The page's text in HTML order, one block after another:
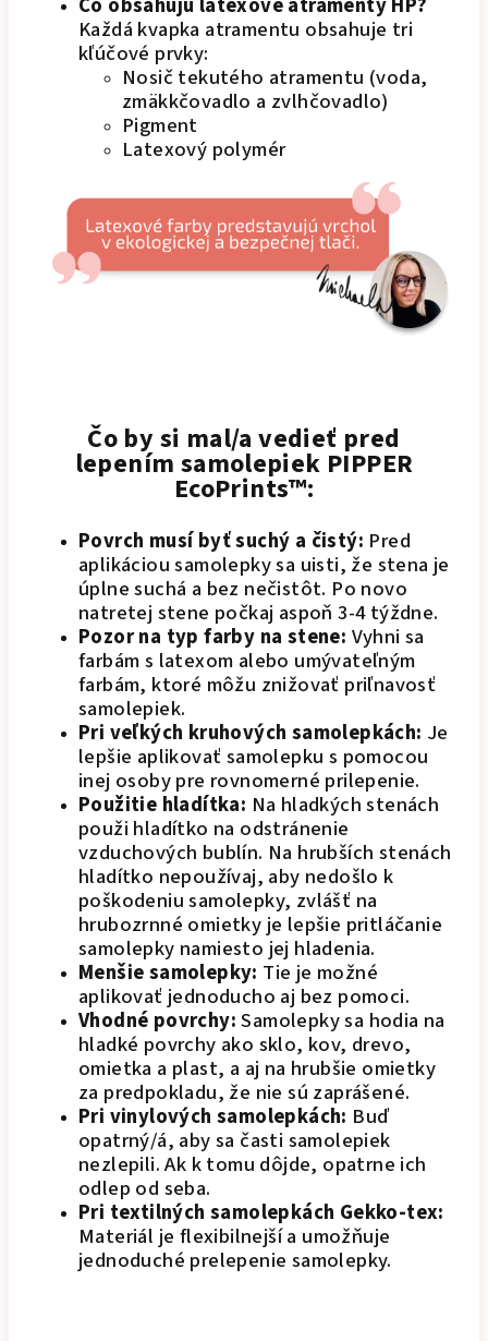
Každá kvapka atramentu obsahuje tri
kľúčové prvky:
Nosič tekutého atramentu (voda,
zmäkkčovadlo a zvlhčovadlo)
Pigment
Latexový polymér
Čo by si mal/a vedieť pred
lepením samolepiek PIPPER
EcoPrints™:
Povrch musí byť suchý a čistý: Pred
aplikáciou samolepky sa uisti, že stena je
úplne suchá a bez nečistôt. Po novo
natretej stene počkaj aspoň 3-4 týždne.
Pozor na typ farby na stene: Vyhni sa
farbám s latexom alebo umývateľným
farbám, ktoré môžu znižovať priľnavosť
samolepiek.
Pri veľkých kruhových samolepkách: Je
lepšie aplikovať samolepku s pomocou
inej osoby pre rovnomerné prilepenie.
Použitie hladítka: Na hladkých stenách
použi hladítko na odstránenie
vzduchových bublín. Na hrubších stenách
hladítko nepoužívaj, aby nedošlo k
poškodeniu samolepky, zvlášť na
hrubozrnné omietky je lepšie pritláčanie
samolepky namiesto jej hladenia.
Menšie samolepky: Tie je možné
aplikovať jednoducho aj bez pomoci.
Vhodné povrchy:Samolepky sa hodia na
hladké povrchy ako sklo, kov, drevo,
omietka a plast, a aj na hrubšie omietky
za predpokladu, že nie sú zaprášené.
Pri vinylových samolepkách: Buď
opatrný/á, aby sa časti samolepiek
nezlepili. Ak k tomu dôjde, opatrne ich
odlep od seba.
Pri textilných samolepkách Gekko-tex:
Materiál je flexibilnejší a umožňuje
jednoduché prelepenie samolepky.